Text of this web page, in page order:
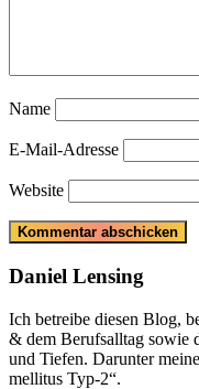
Name
E-Mail-Adresse
Website
Daniel Lensing
Ich betreibe diesen Blog,
& dem Berufsalltag sowie
und Tiefen. Darunter
mellitus Typ-2“.